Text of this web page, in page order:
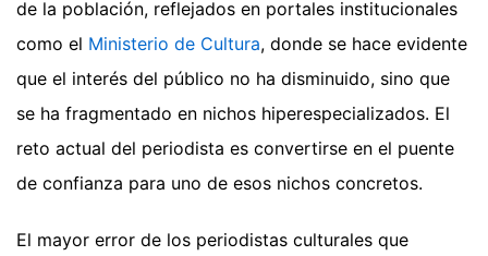
de la población, reflejados en portales institucionales
como el Ministerio de Cultura, donde se hace evidente
que el interés del público no ha disminuido, sino que
se ha fragmentado en nichos hiperespecializados. El
reto actual del periodista es convertirse en el puente
de confianza para uno de esos nichos concretos.
El mayor error de los periodistas culturales que